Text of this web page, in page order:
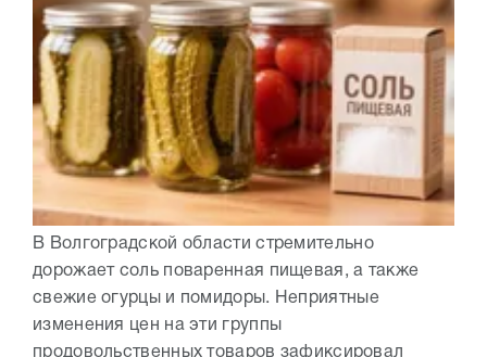
В Волгоградской области стремительно
дорожает соль поваренная пищевая, а также
свежие огурцы и помидоры. Неприятные
изменения цен на эти группы
продовольственных товаров зафиксировал